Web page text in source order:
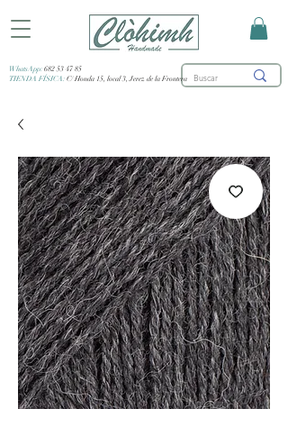
WhatsApp: 682 53 47 85
TIENDA FÍSICA: C/ Honda 15, local 3, Jerez de la Frontera